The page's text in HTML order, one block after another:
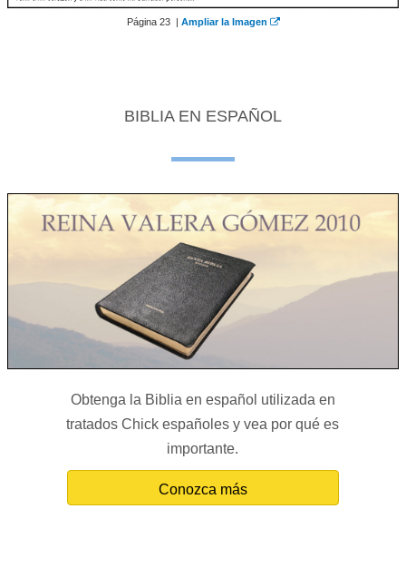
Página 23 | Ampliar la Imagen
BIBLIA EN ESPAÑOL
Obtenga la Biblia en español utilizada en
tratados Chick españoles y vea por qué es
importante.
Conozca más